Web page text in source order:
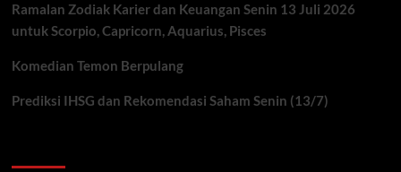
Ramalan Zodiak Karier dan Keuangan Senin 13 Juli 2026
untuk Scorpio, Capricorn, Aquarius, Pisces
Komedian Temon Berpulang
Prediksi IHSG dan Rekomendasi Saham Senin (13/7)